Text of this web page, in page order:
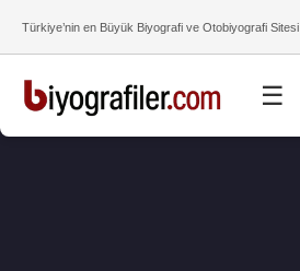
Türkiye’nin en Büyük Biyografi ve Otobiyografi Sitesi
☰